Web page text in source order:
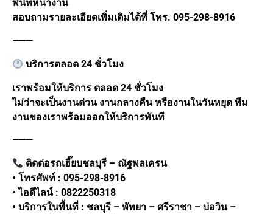
พื้นที่หน้างาน
สอบถามรายละเอียดเพิ่มเติมได้ที่ โทร. 095-298-8916
⸻
บริการตลอด 24 ชั่วโมง
เราพร้อมให้บริการ ตลอด 24 ชั่วโมง
ไม่ว่าจะเป็นงานด่วน งานกลางคืน หรืองานในวันหยุด ทีม
งานของเราพร้อมออกให้บริการทันที
⸻
ติดต่อรถเฮี๊ยบชลบุรี – ณัฐพลเครน
• โทรศัพท์ : 095-298-8916
• ไอดีไลน์ : 0822250318
• บริการในพื้นที่ : ชลบุรี – พัทยา – ศรีราชา – บ่อวิน –